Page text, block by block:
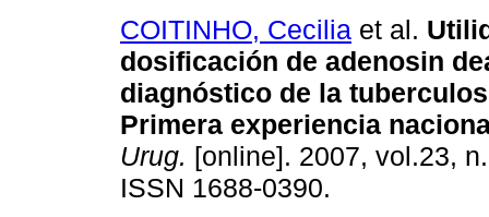
COITINHO, Cecilia et al.
dosificación de adenosin
diagnóstico de la
Primera experiencia
Urug. [online]. 2007, vol.23,
ISSN 1688-0390.